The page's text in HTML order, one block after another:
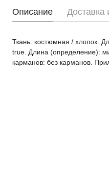
Описание Доставка
Ткань: костюмная / хлопок.
true. Длина (определение):
карманов: без карманов.